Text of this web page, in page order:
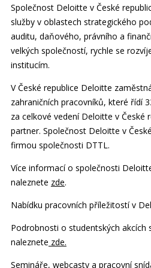
Společnost Deloitte v České
služby v oblastech strategického
auditu, daňového, právního a
velkých společností, rychle se
institucím.
V České republice Deloitte
zahraničních pracovníků, které řídí
za celkové vedení Deloitte v České
partner. Společnost Deloitte v
firmou společnosti DTTL.
Více informací o společnosti
naleznete zde.
Nabídku pracovních příležitostí v
Podrobnosti o studentských akcích
naleznete zde.
Semináře, webcasty a pracovní